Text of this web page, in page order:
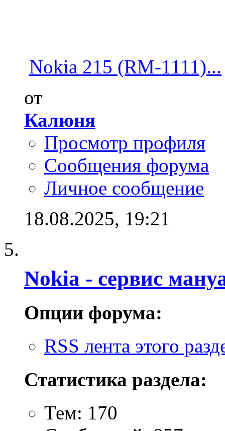
Nokia 215 (RM-1111)...
от
Калюня
Просмотр профиля
Сообщения форума
Личное сообщение
18.08.2025, 19:21
Nokia - cервис
Опции форума:
RSS лента этого
Статистика раздела:
Тем: 170